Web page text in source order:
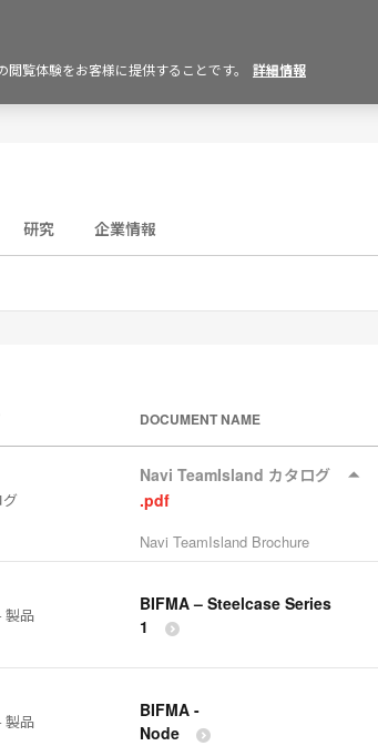
研究 企業情報
DOCUMENT NAME
Navi TeamIsland カタログ
.pdf
Navi TeamIsland Brochure
製品
BIFMA – Steelcase Series
1
製品
BIFMA -
Node
覧体験をお客様に提供することです。 詳細情報